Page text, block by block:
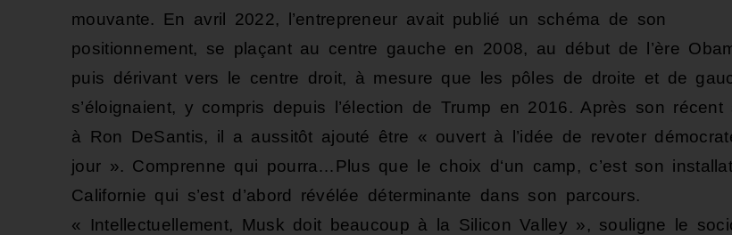
mouvante. En avril 2022, l’entrepreneur avait publié un schéma de son
positionnement, se plaçant au centre gauche en 2008, au début de l’ère
puis dérivant vers le centre droit, à mesure que les pôles de droite et de
s’éloignaient, y compris depuis l’élection de Trump en 2016. Après son récent
à Ron DeSantis, il a aussitôt ajouté être « ouvert à l’idée de revoter
jour ». Comprenne qui pourra…Plus que le choix d‘un camp, c’est son
Californie qui s’est d’abord révélée déterminante dans son parcours.
« Intellectuellement, Musk doit beaucoup à la Silicon Valley », souligne le